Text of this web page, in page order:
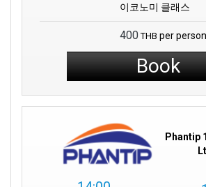
이코노미 클래스
400 THB per person
Book
Phantip